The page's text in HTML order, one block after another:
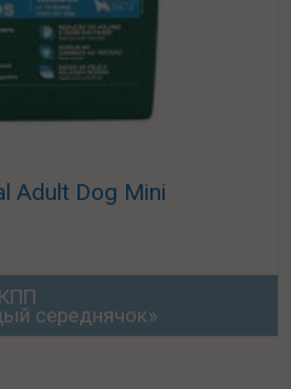
Adult Dog Mini
середнячок»